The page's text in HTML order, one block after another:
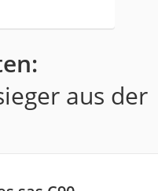
aus der